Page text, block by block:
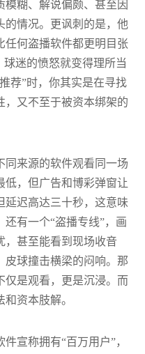
糊、解说偏颇、甚至因
的情况。更讽刺的是，他
任何盗播软件都更明目张
球迷的愤怒就变得理所当
荐”时，你其实是在寻找
又不至于被资本绑架的
同来源的软件观看同一场
低，但广告和博彩弹窗让
延迟高达三十秒，这意味
有一个“盗播专线”，画
，甚至能看到现场收音
球撞击横梁的闷响。那
仅是观看，更是沉浸。而
资本肢解。
宣称拥有“百万用户”，